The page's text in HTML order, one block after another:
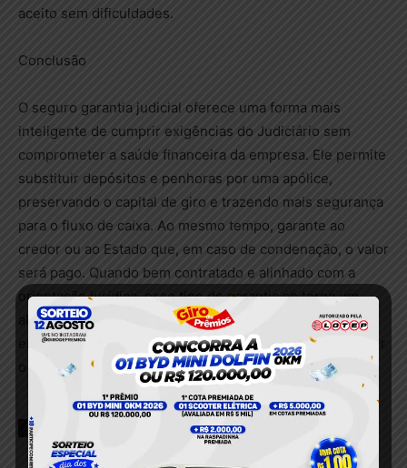
aceito sem dificuldades.
Conclusão
O seguro garantia judicial oferece uma forma mais
inteligente de cumprir exigências do Judiciário sem
comprometer a saúde financeira da empresa. Ele permite
substituir depósitos e penhoras por uma apólice,
preservando o capital de giro e trazendo mais segurança
para o fluxo de caixa. Ao mesmo tempo, garante ao
credor ou ao Estado que, em caso de condenação, o valor
será pago. Quando bem contratado e alinhado com a
orientação jurídica, esse tipo de garantia se torna um
aliado importante na gestão de riscos, ajudando
empresas a atravessar processos complexos sem perder
o equilíbrio financeiro.
TAGS seguro garantia judicial como funciona